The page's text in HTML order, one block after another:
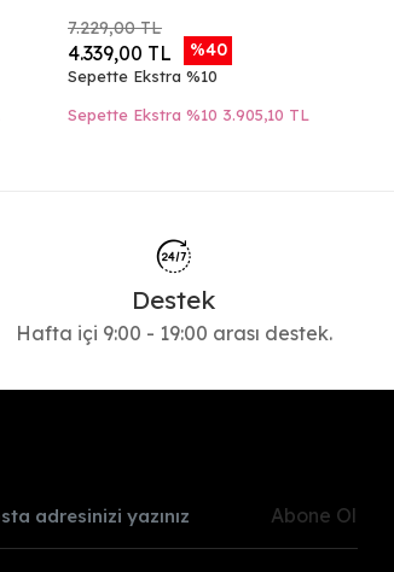
7.229,00 TL
4.339,00 TL %40
Sepette Ekstra %10
Sepette Ekstra %10 3.905,10 TL
Destek
Hafta içi 9:00 - 19:00 arası destek.
Abone Ol